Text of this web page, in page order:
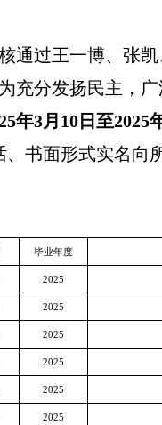
通过王一博、张
充分发扬民主，
5年3月 10 日至2025
、书面形式实名向
毕业年度
2025
2025
2025
2025
2025
2025